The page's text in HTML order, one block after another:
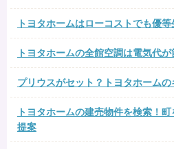
トヨタホームはローコストでも優
トヨタホームの全館空調は電気代
プリウスがセット？トヨタホームの
トヨタホームの建売物件を検索！
提案